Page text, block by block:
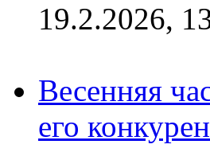
19.2.2026,
Весенняя
его